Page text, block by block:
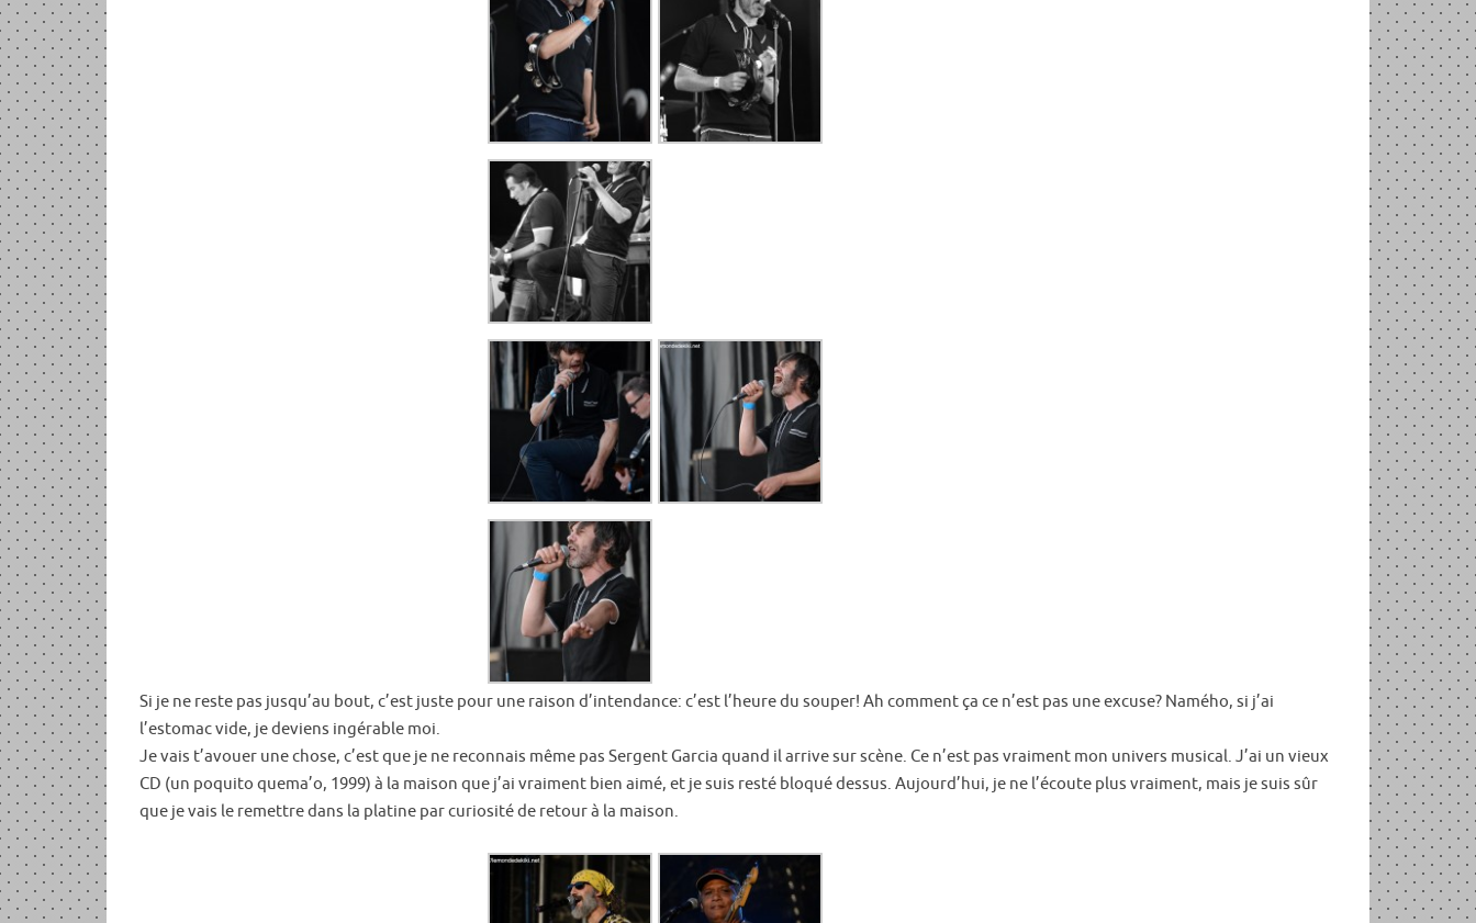
Si je ne reste pas jusqu’au bout, c’est juste pour une raison d’intendance: c’est l’heure du souper! Ah comment ça ce n’est pas une excuse? Namého, si j’ai
l’estomac vide, je deviens ingérable moi.
Je vais t’avouer une chose, c’est que je ne reconnais même pas Sergent Garcia quand il arrive sur scène. Ce n’est pas vraiment mon univers musical. J’ai un vieux
CD (un poquito quema’o, 1999) à la maison que j’ai vraiment bien aimé, et je suis resté bloqué dessus. Aujourd’hui, je ne l’écoute plus vraiment, mais je suis sûr
que je vais le remettre dans la platine par curiosité de retour à la maison.